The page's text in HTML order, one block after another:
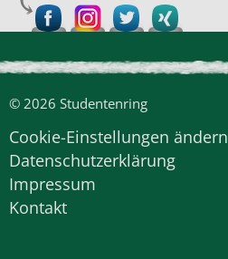
© 2026 Studentenring
Cookie-Einstellungen ändern
Datenschutzerklärung
Impressum
Kontakt